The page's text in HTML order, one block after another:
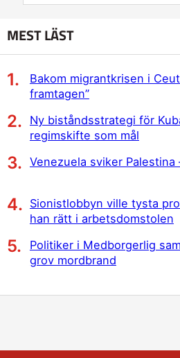
MEST LÄST
Bakom migrantkrisen i
framtagen”
Ny biståndsstrategi för
regimskifte som mål
Venezuela sviker Palestina
Sionistlobbyn ville tysta
han rätt i arbetsdomstolen
Politiker i Medborgerlig
grov mordbrand